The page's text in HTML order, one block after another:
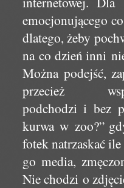
emocjonującego
dlatego, żeby
na co dzień inni
Można podejść,
przecież
podchodzi i bez
kurwa w zoo?”
fotek natrzaskać
go media,
Nie chodzi o